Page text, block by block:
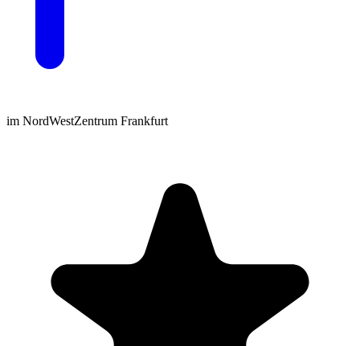
im NordWestZentrum Frankfurt